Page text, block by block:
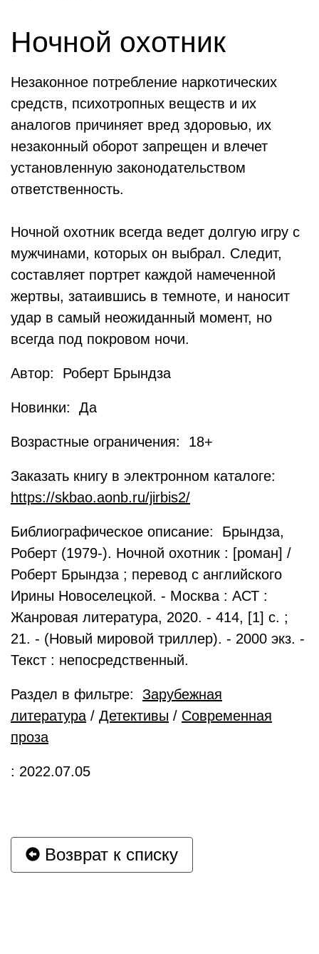
Ночной охотник
Незаконное потребление наркотических
средств, психотропных веществ и их
аналогов причиняет вред здоровью, их
незаконный оборот запрещен и влечет
установленную законодательством
ответственность.
Ночной охотник всегда ведет долгую игру с
мужчинами, которых он выбрал. Следит,
составляет портрет каждой намеченной
жертвы, затаившись в темноте, и наносит
удар в самый неожиданный момент, но
всегда под покровом ночи.
Автор: Роберт Брындза
Новинки: Да
Возрастные ограничения: 18+
Заказать книгу в электронном каталоге:
https://skbao.aonb.ru/jirbis2/
Библиографическое описание: Брындза,
Роберт (1979-). Ночной охотник : [роман] /
Роберт Брындза ; перевод с английского
Ирины Новоселецкой. - Москва : АСТ :
Жанровая литература, 2020. - 414, [1] с. ;
21. - (Новый мировой триллер). - 2000 экз. -
Текст : непосредственный.
Раздел в фильтре: Зарубежная
литература / Детективы / Современная
проза
: 2022.07.05
Возврат к списку